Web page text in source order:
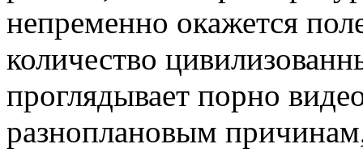
непременно окажется
количество
проглядывает порно
разноплановым